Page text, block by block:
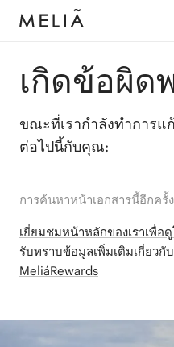
เกิดข้อผิด
ขณะที่เรากำลังทำการแ
ต่อไปนี้กับคุณ:
การค้นหาหน้าเอกสารนี้อีกค
เยี่ยมชมหน้าหลักของเราเพื่อ
รับทราบข้อมูลเพิ่มเติมเกี่ยวกั
MeliáRewards